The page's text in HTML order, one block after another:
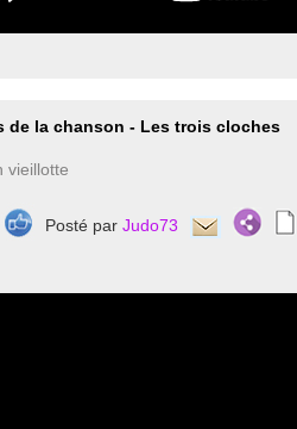
de la chanson - Les trois cloches
vieillotte
Posté par Judo73